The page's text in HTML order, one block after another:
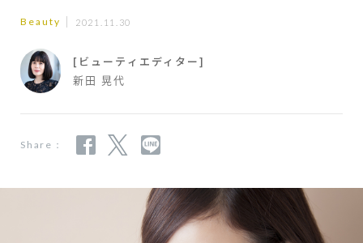
Beauty 2021.11.30
[ビューティエディター]
新田 晃代
Share：